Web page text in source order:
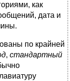
как
дата и
по крайней
, стандартный